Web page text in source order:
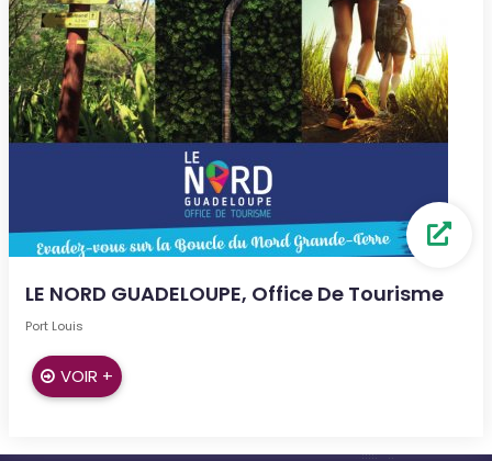
LE NORD GUADELOUPE, Office De Tourisme
Port Louis
VOIR +